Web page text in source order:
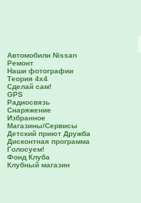
Автомобили Nissan
Ремонт
Наши фотографии
Теория 4х4
Сделай сам!
GPS
Радиосвязь
Снаряжение
Избранное
Магазины/Сервисы
Детский приют Дружба
Дисконтная программа
Голосуем!
Фонд Клуба
Клубный магазин